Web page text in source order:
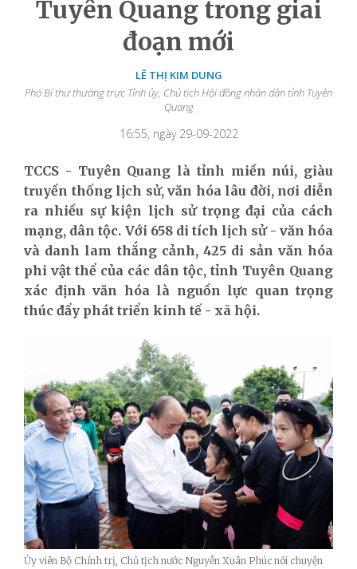
Tuyên Quang trong giai
đoạn mới
LÊ THỊ KIM DUNG
Phó Bí thư thường trực Tỉnh ủy, Chủ tịch Hội đồng nhân dân tỉnh Tuyên
Quang
16:55, ngày 29-09-2022
TCCS - Tuyên Quang là tỉnh miền núi, giàu
truyền thống lịch sử, văn hóa lâu đời, nơi diễn
ra nhiều sự kiện lịch sử trọng đại của cách
mạng, dân tộc. Với 658 di tích lịch sử - văn hóa
và danh lam thắng cảnh, 425 di sản văn hóa
phi vật thể của các dân tộc, tỉnh Tuyên Quang
xác định văn hóa là nguồn lực quan trọng
thúc đẩy phát triển kinh tế - xã hội.
Ủy viên Bộ Chính trị, Chủ tịch nước Nguyễn Xuân Phúc nói chuyện